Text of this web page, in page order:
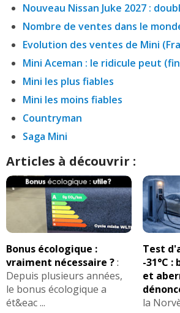
Nouveau Nissan Juke 2027 :
Nombre de ventes dans le
Evolution des ventes de Mini
Mini Aceman : le ridicule peut
Mini les plus fiables
Mini les moins fiables
Countryman
Saga Mini
Articles à découvrir :
Bonus écologique :
vraiment nécessaire ?:
Depuis plusieurs années,
le bonus écologique a
ét&eac ...
Test
-31°C :
et
la